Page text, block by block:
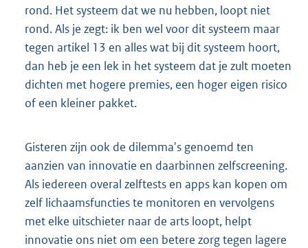
rond. Het systeem dat we nu hebben, loopt niet
rond. Als je zegt: ik ben wel voor dit systeem maar
tegen artikel 13 en alles wat bij dit systeem hoort,
dan heb je een lek in het systeem dat je zult moeten
dichten met hogere premies, een hoger eigen risico
of een kleiner pakket.
Gisteren zijn ook de dilemma's genoemd ten
aanzien van innovatie en daarbinnen zelfscreening.
Als iedereen overal zelftests en apps kan kopen om
zelf lichaamsfuncties te monitoren en vervolgens
met elke uitschieter naar de arts loopt, helpt
innovatie ons niet om een betere zorg tegen lagere